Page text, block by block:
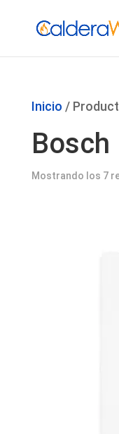
Inicio /
Bosch
Mostrando los 7